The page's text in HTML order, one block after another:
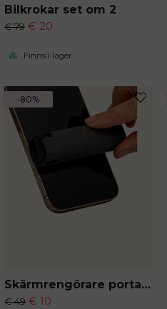
Bilkrokar set om 2
€ 79 € 20
Finns i lager
Skärmrengörare portabel
€ 49 € 10
-80%